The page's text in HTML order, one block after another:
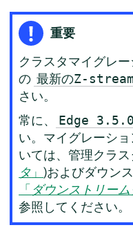
重要
クラスタマイグレー
の 最新のZ-stream
さい。
常に、
Edge 3.5.0
い。マイグレーシ
いては、管理クラス
タ 」)およびダウン
「ダウンストリー
参照してください。